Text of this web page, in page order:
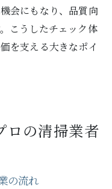
会にもなり、品質向
こうしたチェック体
を支える大きなポイ
ロの清掃業者
の流れ